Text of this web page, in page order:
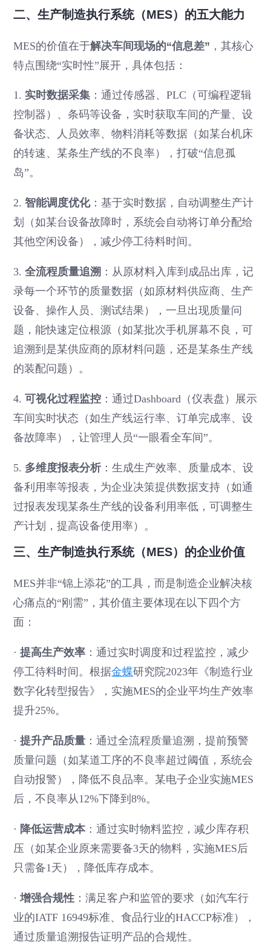
二、生产制造执行系统（MES）的五大能力
MES的价值在于解决车间现场的“信息差” ，其核心
特点围绕“实时性”展开，具体包括：
1. 实时数据采集 ：通过传感器、PLC（可编程逻辑
控制器）、条码等设备，实时获取车间的产量、设
备状态、人员效率、物料消耗等数据（如某台机床
的转速、某条生产线的不良率），打破“信息孤
岛”。
2.智能调度优化：基于实时数据，自动调整生产计
划（如某台设备故障时，系统会自动将订单分配给
其他空闲设备），减少停工待料时间。
3.全流程质量追溯 ：从原材料入库到成品出库，记
录每一个环节的质量数据（如原材料供应商、生产
设备、操作人员、测试结果），一旦出现质量问
题，能快速定位根源（如某批次手机屏幕不良，可
追溯到是某供应商的原材料问题，还是某条生产线
的装配问题）。
4.可视化过程监控 ：通过Dashboard（仪表盘）展示
车间实时状态（如生产线运行率、订单完成率、设
备故障率），让管理人员“一眼看全车间”。
5. 多维度报表分析：生成生产效率、质量成本、设
备利用率等报表，为企业决策提供数据支持（如通
过报表发现某条生产线的设备利用率低，可调整生
产计划，提高设备使用率）。
三、生产制造执行系统（MES）的企业价值
MES并非“锦上添花”的工具，而是制造企业解决核
心痛点的“刚需”，其价值主要体现在以下四个方
面：
·提高生产效率 ：通过实时调度和过程监控，减少
停工待料时间。根据金蝶研究院2023年《制造行业
数字化转型报告》，实施MES的企业平均生产效率
提升25%。
·提升产品质量 ：通过全流程质量追溯，提前预警
质量问题（如某道工序的不良率超过阈值，系统会
自动报警），降低不良品率。某电子企业实施MES
后，不良率从12%下降到8%。
· 降低运营成本：通过实时物料监控，减少库存积
压（如某企业原来需要备3天的物料，实施MES后
只需备1天），降低库存成本。
·增强合规性 ：满足客户和监管的要求（如汽车行
业的IATF 16949标准、食品行业的HACCP标准），
通过质量追溯报告证明产品的合规性。